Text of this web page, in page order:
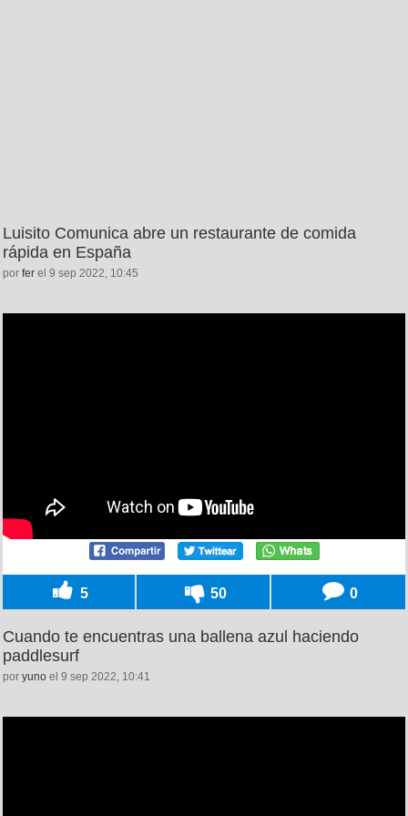
Luisito Comunica abre un restaurante de comida
rápida en España
por fer el 9 sep 2022, 10:45
5 50 0
Cuando te encuentras una ballena azul haciendo
paddlesurf
por yuno el 9 sep 2022, 10:41